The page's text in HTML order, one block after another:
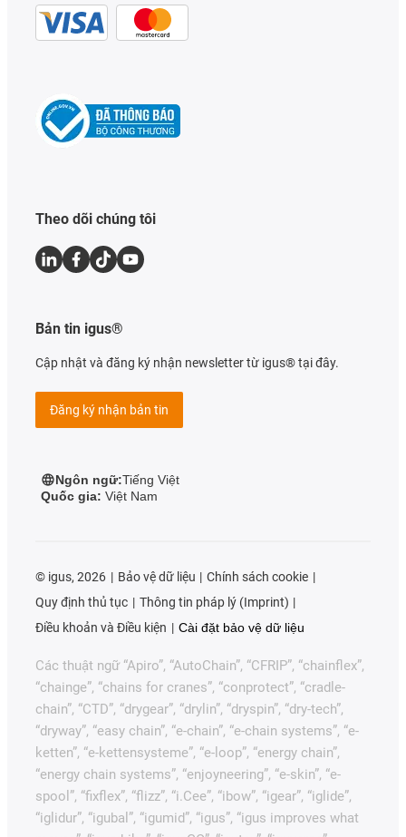
Theo dõi chúng tôi
Bản tin igus®
Cập nhật và đăng ký nhận newsletter từ igus® tại đây.
Đăng ký nhận bản tin
Ngôn ngữ:Tiếng Việt
Quốc gia: Việt Nam
© igus, 2026 Bảo vệ dữ liệu
Chính sách cookie
Quy định thủ tục
Thông tin pháp lý (Imprint)
Điều khoản và Điều kiện
Cài đặt bảo vệ dữ liệu
Các thuật ngữ “Apiro”, “AutoChain”, “CFRIP”, “chainflex”,
“chainge”, “chains for cranes”, “conprotect”, “cradle-
chain”, “CTD”, “drygear”, “drylin”, “dryspin”, “dry-tech”,
“dryway”, “easy chain”, “e-chain”, “e-chain systems”, “e-
ketten”, “e-kettensysteme”, “e-loop”, “energy chain”,
“energy chain systems”, “enjoyneering”, “e-skin”, “e-
spool”, “fixflex”, “flizz”, “i.Cee”, “ibow”, “igear”, “iglide”,
“iglidur”, “igubal”, “igumid”, “igus”, “igus improves what